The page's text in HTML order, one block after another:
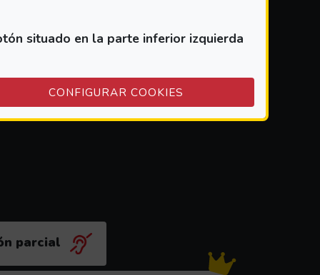
situado en la parte inferior izquierda
CONFIGURAR COOKIES
Filtrar para ver los resultados
parcial